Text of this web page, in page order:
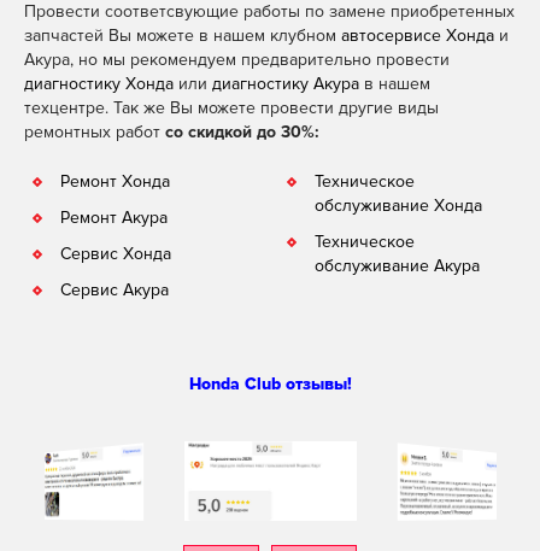
Провести соответсвующие работы по замене приобретенных
запчастей Вы можете в нашем клубном автосервисе Хонда и
Акура, но мы рекомендуем предварительно провести
диагностику Хонда или диагностику Акура в нашем
техцентре. Так же Вы можете провести другие виды
ремонтных работ со скидкой до 30%:
Ремонт Хонда
Ремонт Акура
Сервис Хонда
Сервис Акура
Техническое
обслуживание Хонда
Техническое
обслуживание Акура
Honda Club отзывы!